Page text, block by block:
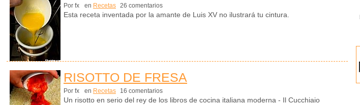
Por fx en Recetas 26 comentarios
Esta receta inventada por la amante de Luis XV no ilustrará tu cintura.
RISOTTO DE FRESA
Por fx en Recetas 16 comentarios
Un risotto en serio del rey de los libros de cocina italiana moderna - Il Cucchiaio